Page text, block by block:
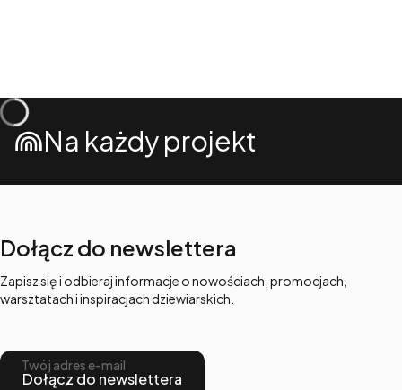
Na każdy projekt
Dołącz do newslettera
Zapisz się i odbieraj informacje o nowościach, promocjach,
warsztatach i inspiracjach dziewiarskich.
Twój adres e-mail
Dołącz do newslettera